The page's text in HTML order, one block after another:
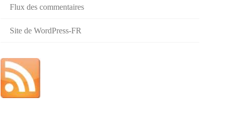
Flux des commentaires
Site de WordPress-FR